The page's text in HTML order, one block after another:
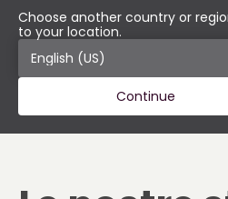
Choose another country or
to your location.
Continue